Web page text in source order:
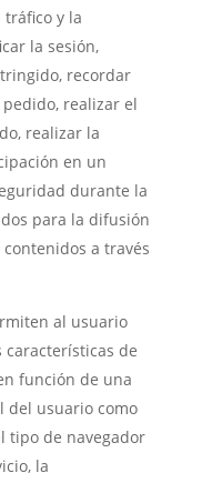
y la
la sesión,
recordar
realizar el
realizar la
en un
durante la
para la difusión
a través
al usuario
características de
función de una
del usuario como
tipo de navegador
la